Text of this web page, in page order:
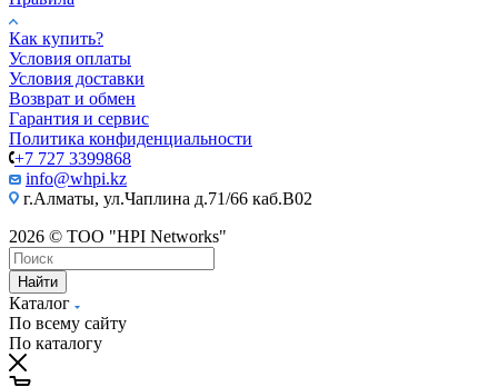
Как купить?
Условия оплаты
Условия доставки
Возврат и обмен
Гарантия и сервис
Политика конфиденциальности
+7 727 3399868
info@whpi.kz
г.Алматы, ул.Чаплина д.71/66 каб.B02
2026 © ТОО "HPI Networks"
Найти
Каталог
По всему сайту
По каталогу